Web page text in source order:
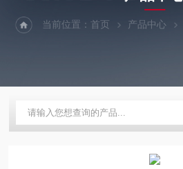
当前位置：首页 产品中心